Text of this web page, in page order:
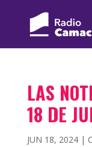
LAS
18 DE
JUN 18, 2024|